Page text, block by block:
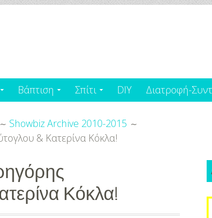
Βάπτιση Σπίτι DIY Διατροφή-
Showbiz Archive 2010-2015
& Κατερίνα Κόκλα!
Κόκλα!